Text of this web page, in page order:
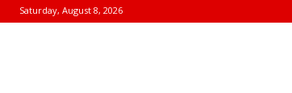
Saturday, August 8, 2026